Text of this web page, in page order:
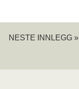
NESTE INNLEGG »